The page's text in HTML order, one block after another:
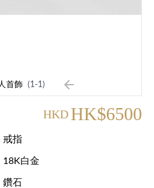
首飾 (1-1)
HKD HK$6500
戒指
18K白金
鑽石